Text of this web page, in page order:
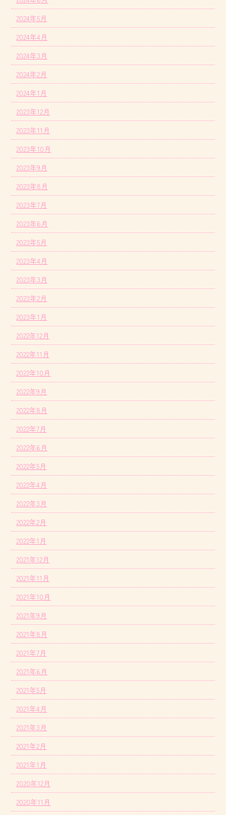
2024年5月
2024年4月
2024年3月
2024年2月
2024年1月
2023年12月
2023年11月
2023年10月
2023年9月
2023年8月
2023年7月
2023年6月
2023年5月
2023年4月
2023年3月
2023年2月
2023年1月
2022年12月
2022年11月
2022年10月
2022年9月
2022年8月
2022年7月
2022年6月
2022年5月
2022年4月
2022年3月
2022年2月
2022年1月
2021年12月
2021年11月
2021年10月
2021年9月
2021年8月
2021年7月
2021年6月
2021年5月
2021年4月
2021年3月
2021年2月
2021年1月
2020年12月
2020年11月